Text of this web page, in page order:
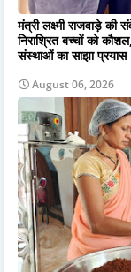
मंत्री लक्ष्मी राजवाड़े
निराश्रित बच्चों को
संस्थाओं का साझा प्रयास
August 06, 2026